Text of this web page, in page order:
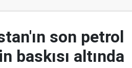
son petrol
baskısı altında